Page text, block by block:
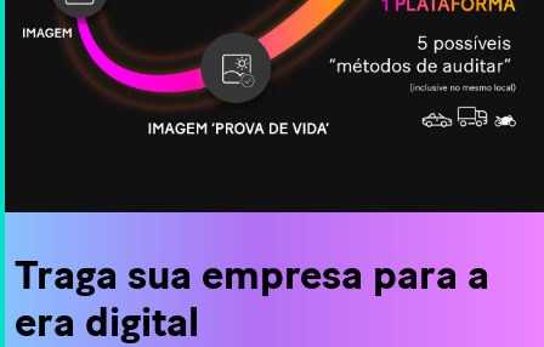
Traga sua empresa para a
era digital